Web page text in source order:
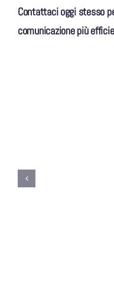
Contattaci oggi stesso
comunicazione più